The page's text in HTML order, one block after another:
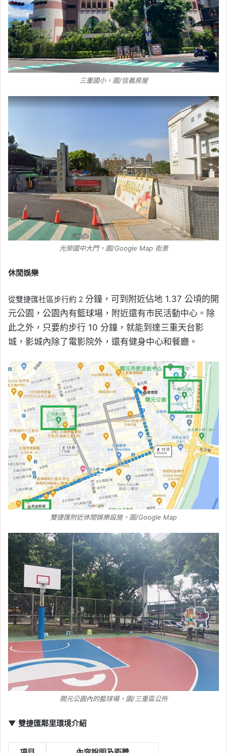
三重國小，圖/信義房屋
光榮國中大門，圖/Google Map 街景
休閒娛樂
從雙捷匯社區步行約 2 分鐘，可到附近佔地 1.37 公頃的開
元公園，公園內有籃球場，附近還有市民活動中心。除
此之外，只要約步行 10 分鐘，就能到達三重天台影
城，影城內除了電影院外，還有健身中心和餐廳。
雙捷匯附近休閒娛樂設施，圖/Google Map
開元公園內的籃球場，圖/三重區公所
▼ 雙捷匯鄰里環境介紹